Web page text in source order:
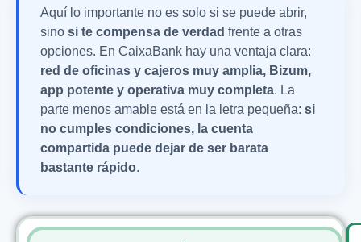
Aquí lo importante no es solo si se puede abrir,
sino si te compensa de verdad frente a otras
opciones. En CaixaBank hay una ventaja clara:
red de oficinas y cajeros muy amplia, Bizum,
app potente y operativa muy completa. La
parte menos amable está en la letra pequeña: si
no cumples condiciones, la cuenta
compartida puede dejar de ser barata
bastante rápido.